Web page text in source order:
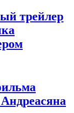
трейлер